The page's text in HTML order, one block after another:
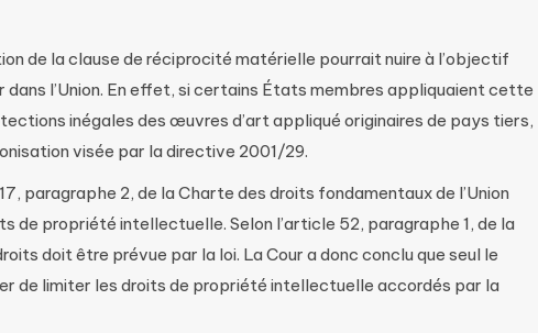
de la clause de réciprocité matérielle pourrait nuire à l’objectif
dans l’Union. En effet, si certains États membres appliquaient cette
inégales des œuvres d’art appliqué originaires de pays tiers,
visée par la directive 2001/29.
paragraphe 2, de la Charte des droits fondamentaux de l’Union
de propriété intellectuelle. Selon l’article 52, paragraphe 1, de la
doit être prévue par la loi. La Cour a donc conclu que seul le
de limiter les droits de propriété intellectuelle accordés par la